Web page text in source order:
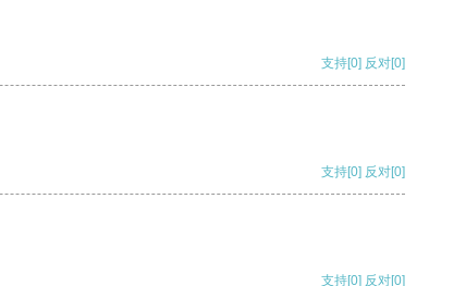
支持[0] 反对[0]
支持[0] 反对[0]
支持[0] 反对[0]